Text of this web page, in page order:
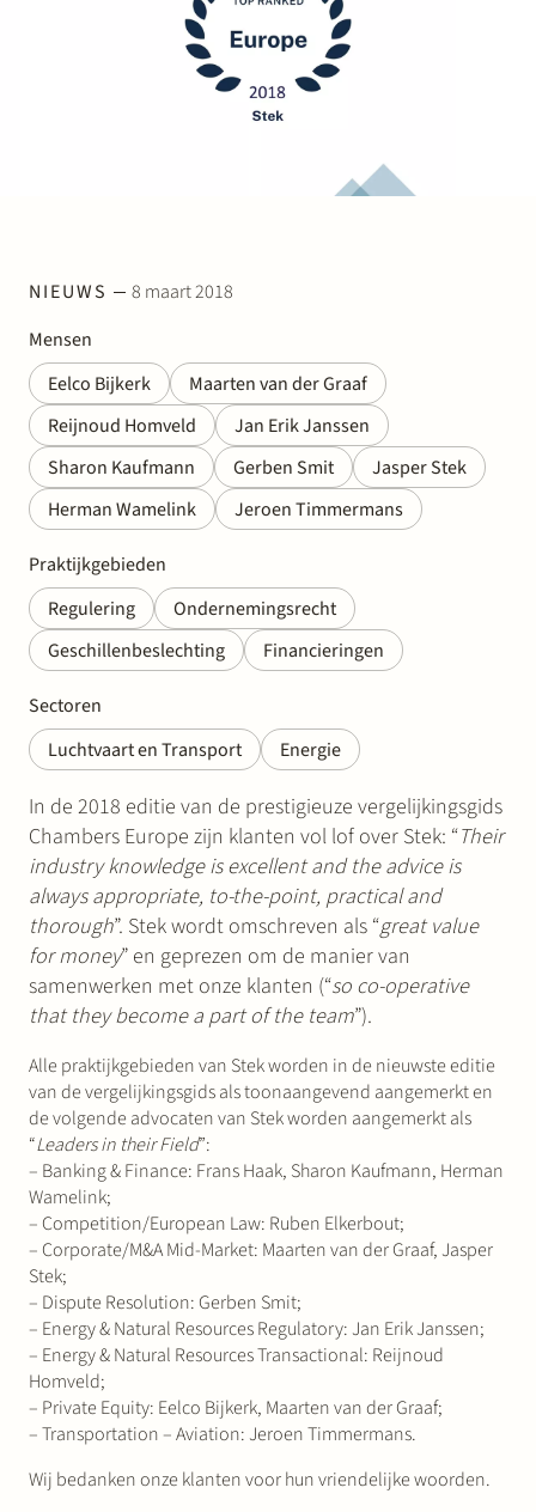
NIEUWS
8 maart 2018
Mensen
Eelco Bijkerk
Maarten van der Graaf
Reijnoud Homveld
Jan Erik Janssen
Sharon Kaufmann
Gerben Smit
Jasper Stek
Herman Wamelink
Jeroen Timmermans
Praktijkgebieden
Regulering
Ondernemingsrecht
Geschillenbeslechting
Financieringen
Sectoren
Luchtvaart en Transport
Energie
In de 2018 editie van de prestigieuze vergelijkingsgids
Chambers Europe zijn klanten vol lof over Stek: “Their
industry knowledge is excellent and the advice is
always appropriate, to-the-point, practical and
thorough”. Stek wordt omschreven als “great value
for money” en geprezen om de manier van
samenwerken met onze klanten (“so co-operative
that they become a part of the team”).
Alle praktijkgebieden van Stek worden in de nieuwste editie
van de vergelijkingsgids als toonaangevend aangemerkt en
de volgende advocaten van Stek worden aangemerkt als
“Leaders in their Field”:
– Banking & Finance: Frans Haak, Sharon Kaufmann, Herman
Wamelink;
– Competition/European Law: Ruben Elkerbout;
– Corporate/M&A Mid-Market: Maarten van der Graaf, Jasper
Stek;
– Dispute Resolution: Gerben Smit;
– Energy & Natural Resources Regulatory: Jan Erik Janssen;
– Energy & Natural Resources Transactional: Reijnoud
Homveld;
– Private Equity: Eelco Bijkerk, Maarten van der Graaf;
– Transportation – Aviation: Jeroen Timmermans.
Wij bedanken onze klanten voor hun vriendelijke woorden.
Werken bij Stek